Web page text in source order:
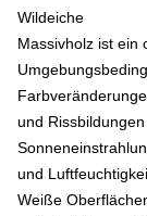
Wildeiche
Massivholz ist ein
und
und
Weiße